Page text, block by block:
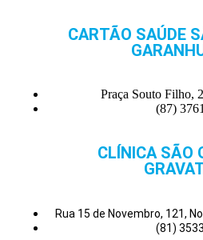
CARTÃO SAÚDE
Praça Souto Filho,
(87)
CLÍNICA SÃO
Rua 15 de Novembro, 121,
(81)